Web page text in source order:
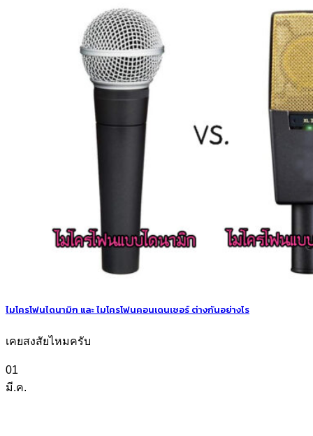
ไมโครโฟนไดนามิก และ ไมโครโฟนคอนเดนเซอร์ ต่างกันอย่างไร
เคยสงสัยไหมครับ
01
มี.ค.